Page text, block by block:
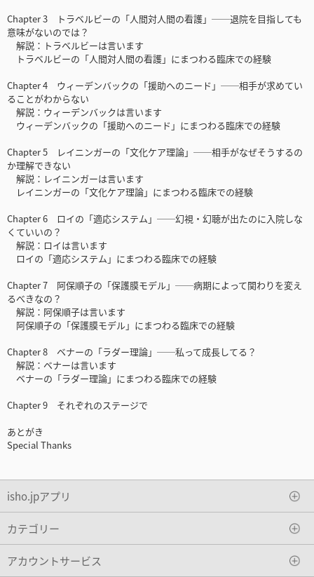
Chapter 3 トラベルビーの「人間対人間の看護」──退院を目指しても
意味がないのでは？
解説：トラベルビーは言います
トラベルビーの「人間対人間の看護」にまつわる臨床での経験
Chapter 4 ウィーデンバックの「援助へのニード」──相手が求めてい
ることがわからない
解説：ウィーデンバックは言います
ウィーデンバックの「援助へのニード」にまつわる臨床での経験
Chapter 5 レイニンガーの「文化ケア理論」──相手がなぜそうするの
か理解できない
解説：レイニンガーは言います
レイニンガーの「文化ケア理論」にまつわる臨床での経験
Chapter 6 ロイの「適応システム」──幻視・幻聴が出たのに入院しな
くていいの？
解説：ロイは言います
ロイの「適応システム」にまつわる臨床での経験
Chapter 7 阿保順子の「保護膜モデル」──病期によって関わりを変え
るべきなの？
解説：阿保順子は言います
阿保順子の「保護膜モデル」にまつわる臨床での経験
Chapter 8 ベナーの「ラダー理論」──私って成長してる？
解説：ベナーは言います
ベナーの「ラダー理論」にまつわる臨床での経験
Chapter 9 それぞれのステージで
あとがき
Special Thanks
isho.jpアプリ
カテゴリー
アカウントサービス